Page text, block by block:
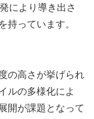
により導き出さ
持っています。
の高さが挙げられ
ルの多様化によ
開が課題となって